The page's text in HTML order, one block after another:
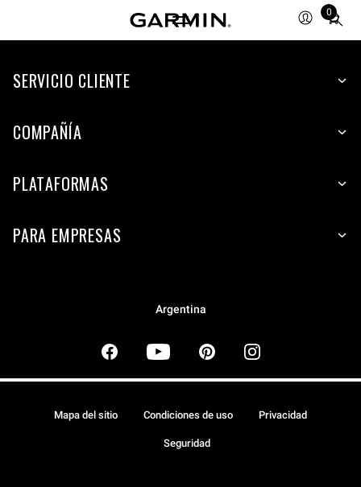
0
Total
items
cart:
SERVICIO CLIENTE
COMPAÑÍA
PLATAFORMAS
PARA EMPRESAS
Argentina
Mapa del sitio Condiciones de uso Privacidad
Seguridad